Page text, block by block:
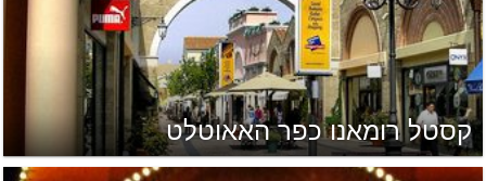
קסטל רומאנו כפר האאוטלט